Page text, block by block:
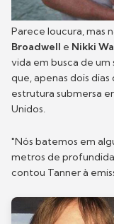
Parece loucura, mas
Broadwell e Nikki
vida em busca de
que, apenas dois
estrutura submersa
Unidos.
"Nós batemos em
metros de
contou Tanner à